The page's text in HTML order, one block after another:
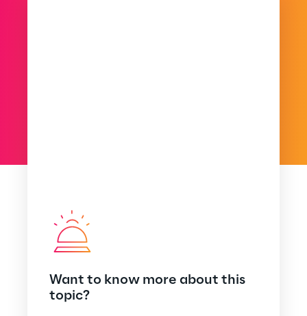
Want to know more about this
topic?